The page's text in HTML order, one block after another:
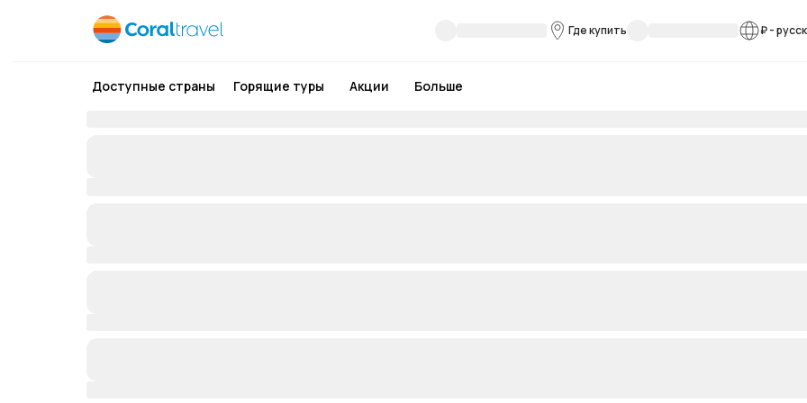
Где купить ₽-
Доступные страны Горящие туры Акции Больше